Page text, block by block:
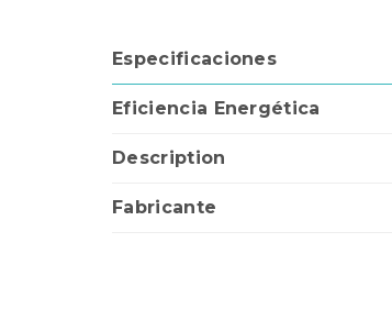
Especificaciones
Eficiencia Energética
Description
Fabricante